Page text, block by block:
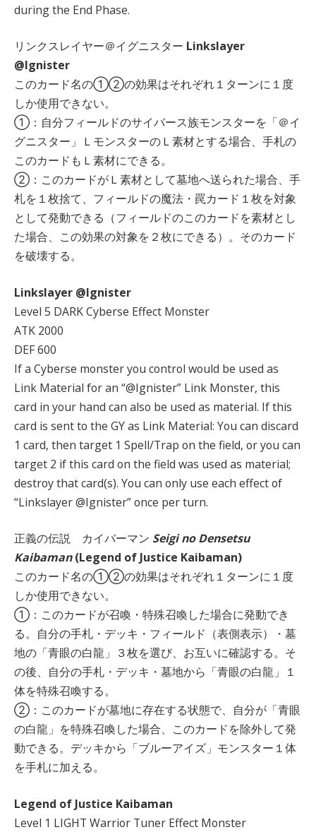
during the End Phase.
リンクスレイヤー＠イグニスター Linkslayer
@Ignister
このカード名の①②の効果はそれぞれ１ターンに１度
しか使用できない。
①：自分フィールドのサイバース族モンスターを「＠イ
グニスター」ＬモンスターのＬ素材とする場合、手札の
このカードもＬ素材にできる。
②：このカードがＬ素材として墓地へ送られた場合、手
札を１枚捨て、フィールドの魔法・罠カード１枚を対象
として発動できる（フィールドのこのカードを素材とし
た場合、この効果の対象を２枚にできる）。そのカード
を破壊する。
Linkslayer @Ignister
Level 5 DARK Cyberse Effect Monster
ATK 2000
DEF 600
If a Cyberse monster you control would be used as
Link Material for an “@Ignister” Link Monster, this
card in your hand can also be used as material. If this
card is sent to the GY as Link Material: You can discard
1 card, then target 1 Spell/Trap on the field, or you can
target 2 if this card on the field was used as material;
destroy that card(s). You can only use each effect of
“Linkslayer @Ignister” once per turn.
正義の伝説 カイバーマン Seigi no Densetsu
Kaibaman(Legend of Justice Kaibaman)
このカード名の①②の効果はそれぞれ１ターンに１度
しか使用できない。
①：このカードが召喚・特殊召喚した場合に発動でき
る。自分の手札・デッキ・フィールド（表側表示）・墓
地の「青眼の白龍」３枚を選び、お互いに確認する。そ
の後、自分の手札・デッキ・墓地から「青眼の白龍」１
体を特殊召喚する。
②：このカードが墓地に存在する状態で、自分が「青眼
の白龍」を特殊召喚した場合、このカードを除外して発
動できる。デッキから「ブルーアイズ」モンスター１体
を手札に加える。
Legend of Justice Kaibaman
Level 1 LIGHT Warrior Tuner Effect Monster